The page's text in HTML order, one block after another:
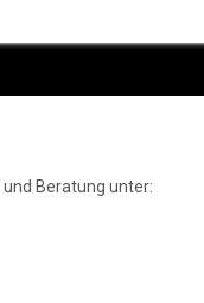
Beratung unter: